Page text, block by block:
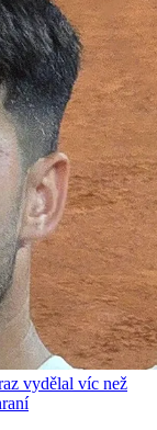
vydělal víc než